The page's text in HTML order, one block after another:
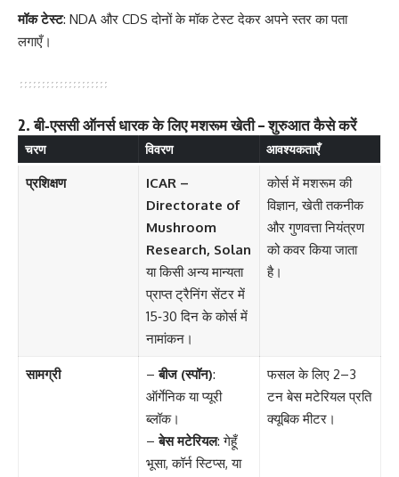
मॉक टेस्ट: NDA और CDS दोनों के मॉक टेस्ट देकर अपने स्तर का पता
लगाएँ।
2. बी‑एससी ऑनर्स धारक के लिए मशरूम खेती – शुरुआत कैसे करें
चरण विवरण आवश्यकताएँ
प्रशिक्षण
ICAR –
Directorate of
Mushroom
Research, Solan
या किसी अन्य मान्यता
प्राप्त ट्रैनिंग सेंटर में
15‑30 दिन के कोर्स में
नामांकन।
कोर्स में मशरूम की
विज्ञान, खेती तकनीक
और गुणवत्ता नियंत्रण
को कवर किया जाता
है।
सामग्री –बीज (स्पॉन):
ऑर्गेनिक या प्यूरी
ब्लॉक।
–बेस मटेरियल: गेहूँ
भूसा, कॉर्न स्टिप्स, या
फसल के लिए 2–3
टन बेस मटेरियल प्रति
क्यूबिक मीटर।